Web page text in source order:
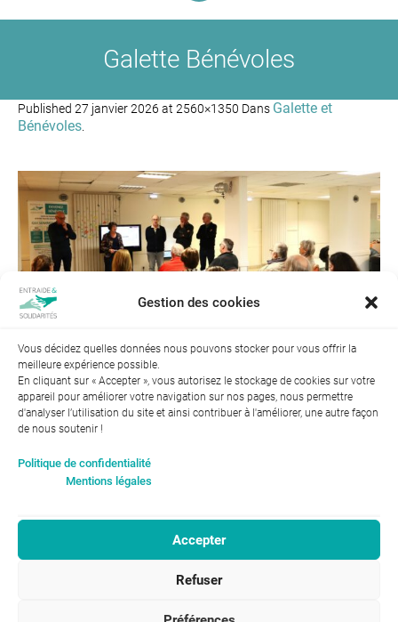
Gestion des cookies
Vous décidez quelles données nous pouvons stocker pour vous offrir la
meilleure expérience possible.
En cliquant sur « Accepter », vous autorisez le stockage de cookies sur votre
appareil pour améliorer votre navigation sur nos pages, nous permettre
d'analyser l’utilisation du site et ainsi contribuer à l'améliorer, une autre façon
de nous soutenir !
Politique de confidentialité
Mentions légales
Accepter
Refuser
Galette Bénévoles
Published 27 janvier 2026 at 2560×1350 Dans Galette et
Bénévoles
femmes : 94
Entraide et Solidarités
46, avenue Gustave Eiffel
02 47 31 87 00
RGPD-Confidentialité|